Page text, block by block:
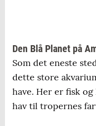
Den Blå Planet på
Som det eneste
dette store
have. Her er fisk
hav til tropernes